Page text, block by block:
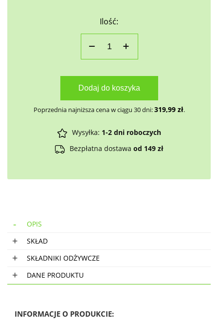
Ilość:
Dodaj do koszyka
Poprzednia najniższa cena w ciągu 30 dni:319,99 zł.
Wysyłka: 1-2 dni roboczych
Bezpłatna dostawa od 149 zł
OPIS
SKŁAD
SKŁADNIKI ODŻYWCZE
DANE PRODUKTU
INFORMACJE O PRODUKCIE: